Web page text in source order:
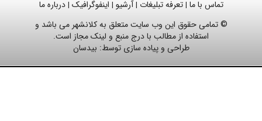
تماس با ما |تعرفه تبلیغات |آرشیو | اینفوگرافیک |درباره ما
© تمامی حقوق این وب سایت متعلق به کلانشهر می باشد و
استفاده از مطالب با درج منبع و لینک مجاز است.
طراحی و پیاده سازی توسط: بیدسان